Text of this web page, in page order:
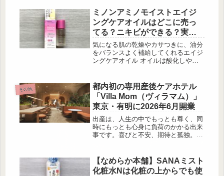
宝庫ともいえるワークマンの秋冬新作
の中から、特におすすめのトップスを
ご紹介します♡もちもちな弾力と程よ
い厚みが快適な一着！ 出典:beautyま
とめ 出典:beautyまとめ 程よい厚みと
もちっとした弾力感で、着...
ミノンアミノモイストエイジ
ングケアオイルはどこに売っ
てる？ニキビができる？実際
に使ってみました
気になる肌の乾燥やカサつきに、油分
をバランスよく補給してくれるエイジ
ングケアオイル オイルは酸化しやす
の特徴 乾燥やハリ不足が気になる肌
に。ふっくら実感 […]
その他
都内初の専用産後ケアホテル
「Villa Mom（ヴィラマム）」
東京・有明に2026年6月開業
出産は、人生の中でもっとも尊く、同
時にもっとも心身に負荷のかかる出来
事です。喜びと不安、期待と孤独。そ
り添う場所が、東京・有明に生まれま
す。全国70園以 […]
【なめらか本舗】SANAミスト
化粧水Nは化粧の上からでも使